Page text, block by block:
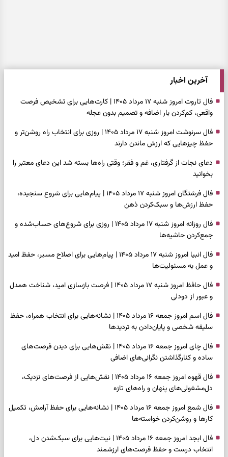
آخرین اخبار
فال تاروت امروز شنبه ۱۷ مرداد ۱۴۰۵ | کارت‌هایی برای تشخیص فرصت
واقعی، کم‌کردن بار اضافه و تصمیم بدون عجله
فال سرنوشت امروز شنبه ۱۷ مرداد ۱۴۰۵ | روزی برای انتخاب راه روشن‌تر و
حفظ چیزهایی که ارزش ماندن دارند
دعای نجات از گرفتاری، غم و فقر؛ وقتی راه‌ها بسته شد این دعای معتبر را
بخوانید
فال فرشتگان امروز شنبه ۱۷ مرداد ۱۴۰۵ | پیام‌هایی برای شروع سنجیده،
حفظ ارزش‌ها و سبک‌کردن ذهن
فال روزانه امروز شنبه ۱۷ مرداد ۱۴۰۵ | روزی برای شروع‌های حساب‌شده و
جمع‌کردن حاشیه‌ها
فال انبیا امروز شنبه ۱۷ مرداد ۱۴۰۵ | پیام‌هایی برای اصلاح مسیر، حفظ امید
و عمل به مسئولیت‌ها
فال حافظ امروز شنبه ۱۷ مرداد ۱۴۰۵ | فرصت بازسازی امید، شناخت همدل
و عبور از دودلی
فال اسم امروز جمعه ۱۶ مرداد ۱۴۰۵ | نشانه‌هایی برای انتخاب همراه، حفظ
سلیقه شخصی و پایان‌دادن به تردیدها
فال چای امروز جمعه ۱۶ مرداد ۱۴۰۵ | نقش‌هایی برای دیدن فرصت‌های
ساده و کنارگذاشتن نگرانی‌های اضافی
فال قهوه امروز جمعه ۱۶ مرداد ۱۴۰۵ | نقش‌هایی از فرصت‌های نزدیک،
دل‌مشغولی‌های پنهان و راه‌های تازه
فال شمع امروز جمعه ۱۶ مرداد ۱۴۰۵ | نشانه‌هایی برای حفظ آرامش، تکمیل
کارها و روشن‌کردن خواسته‌ها
فال ابجد امروز جمعه ۱۶ مرداد ۱۴۰۵ | نیت‌هایی برای سبک‌شدن دل،
انتخاب درست و حفظ فرصت‌های ارزشمند